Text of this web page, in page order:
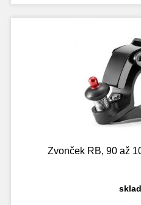
Zvonček RB, 90 až